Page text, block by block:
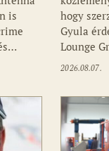
is
hogy
Gyula
Lounge
2026.08.07.